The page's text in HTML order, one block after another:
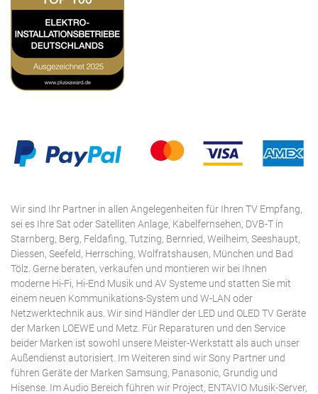
Wir sind Ihr Partner in allen Angelegenheiten für Ihren TV Empfang,
sei es Ihre Sat oder Satelliten Anlage, Kabelfernsehen, DVB-T in
Starnberg, Berg, Feldafing, Tutzing, Bernried, Weilheim, Seeshaupt,
Diessen, Seefeld, Herrsching, Wolfratshausen, München und Bad
Tölz. Gerne beraten, verkaufen und montieren wir bei Ihnen
moderne Hi-Fi, Hi-End Musik und AV Systeme und statten Sie mit
einem neuen Kommunikations-System und W-LAN oder
Netzwerktechnik aus. Wir sind Händler der LED und OLED TV Geräte
der Marken LOEWE und Metz. Für Reparaturen und den Service
beider Marken ist sowohl unsere Meister-Werkstatt als auch unser
Außendienst autorisiert. Im Weiteren sind wir Sony Partner und
führen Geräte der Marken Samsung, Panasonic, Grundig und
Hisense. Im Audio Bereich führen wir Project, ENTAVIO Musik-Server,